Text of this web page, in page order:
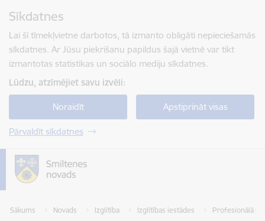
Sīkdatnes
Lai šī tīmekļvietne darbotos, tā izmanto obligāti nepieciešamās
sīkdatnes. Ar Jūsu piekrišanu papildus šajā vietnē var tikt
izmantotas statistikas un sociālo mediju sīkdatnes.
Lūdzu, atzīmējiet savu izvēli:
Noraidīt Apstiprināt visas
Pārvaldīt sīkdatnes
Sākums Novads Izglītība Izglītības iestādes Profesionālā